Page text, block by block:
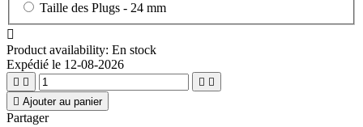
Taille des Plugs - 24 mm

Product availability: En stock
Expédié le 12-08-2026
   
 Ajouter au panier
Partager